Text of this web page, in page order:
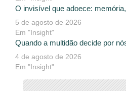
O invisível que adoece:
5 de agosto de 2026
Em "Insight"
Quando a multidão decide por
4 de agosto de 2026
Em "Insight"